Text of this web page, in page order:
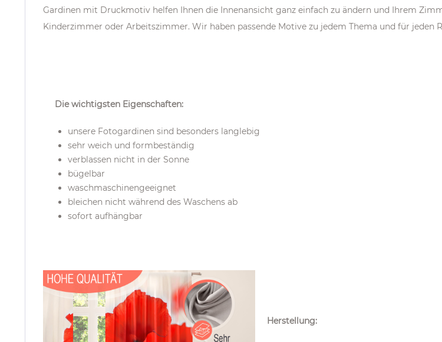
Gardinen mit Druckmotiv helfen Ihnen die Innenansicht ganz einfach zu ändern und Ihrem
Kinderzimmer oder Arbeitszimmer. Wir haben passende Motive zu jedem Thema und für jeden
Die wichtigsten Eigenschaften:
unsere Fotogardinen sind besonders langlebig
sehr weich und formbeständig
verblassen nicht in der Sonne
bügelbar
waschmaschinengeeignet
bleichen nicht während des Waschens ab
sofort aufhängbar
Herstellung: